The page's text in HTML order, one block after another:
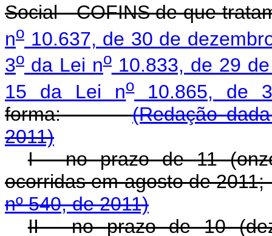
Social - COFINS de que
no 10.637, de 30 de
3o da Lei no10.833, de 29
15 da Lei no10.865, de
forma:(Redação
2011)
I - no prazo de 11
ocorridas em agosto de
nº 540, de 2011)
II - no prazo de 10